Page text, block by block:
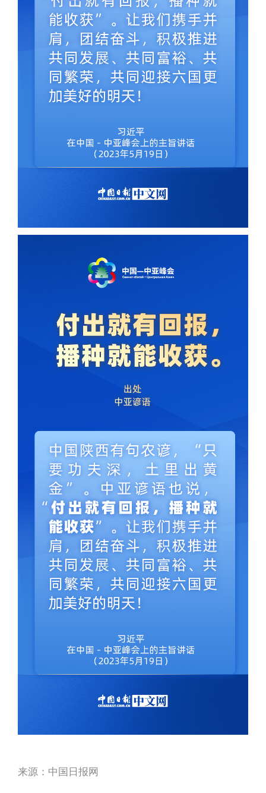
来源：中国日报网